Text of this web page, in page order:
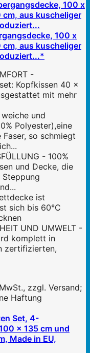
100 x
aus kuscheliger
-
Kopfkissen 40 x
mit mehr
weiche und
Polyester),eine
so schmiegt
- 100%
und Decke, die
ist
sich bis 60°C
UND UMWELT -
komplett in
zertifizierten,
zzgl. Versand;
Haftung